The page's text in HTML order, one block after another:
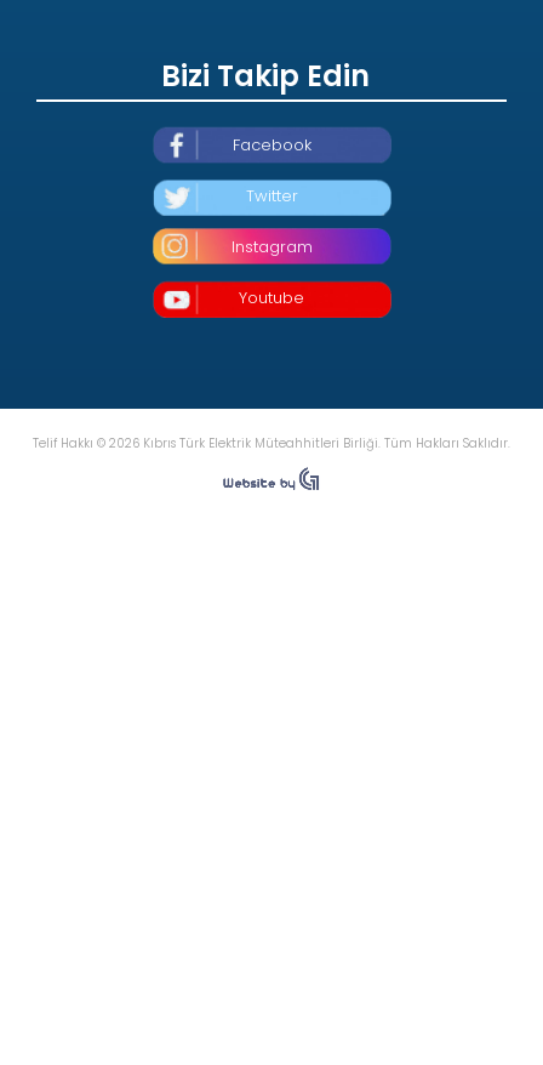
Bizi Takip Edin
Facebook
Twitter
Instagram
Youtube
Telif Hakkı © 2026 Kıbrıs Türk Elektrik Müteahhitleri Birliği. Tüm Hakları Saklıdır.